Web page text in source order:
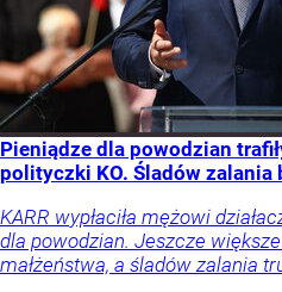
Pieniądze dla powodzian
polityczki KO. Śladów zalania
KARR wypłaciła mężowi
dla powodzian. Jeszcze
małżeństwa, a śladów zalania